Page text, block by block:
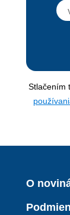
Stlačením
O